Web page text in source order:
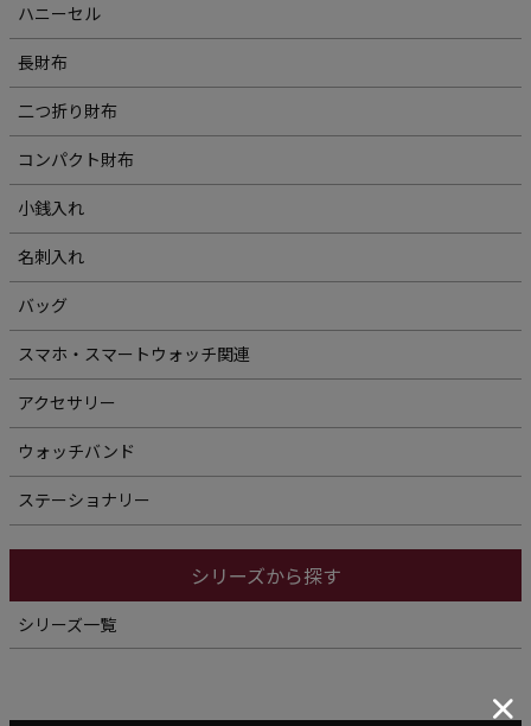
ハニーセル
長財布
二つ折り財布
コンパクト財布
小銭入れ
名刺入れ
バッグ
スマホ・スマートウォッチ関連
アクセサリー
ウォッチバンド
ステーショナリー
シリーズから探す
シリーズ一覧